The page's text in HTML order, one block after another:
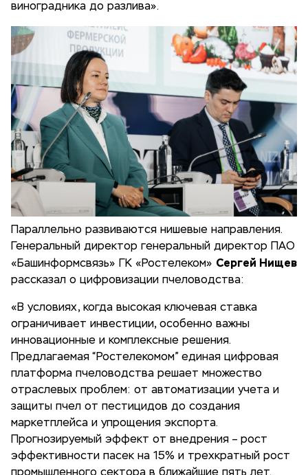
виноградника до разлива».
Параллельно развиваются нишевые направления.
Генеральный директор генеральный директор ПАО
«Башинформсвязь» ГК «Ростелеком» Сергей Нищев
рассказал о цифровизации пчеловодства:
«В условиях, когда высокая ключевая ставка
ограничивает инвестиции, особенно важны
инновационные и комплексные решения.
Предлагаемая “Ростелекомом” единая цифровая
платформа пчеловодства решает множество
отраслевых проблем: от автоматизации учета и
защиты пчел от пестицидов до создания
маркетплейса и упрощения экспорта.
Прогнозируемый эффект от внедрения – рост
эффективности пасек на 15% и трехкратный рост